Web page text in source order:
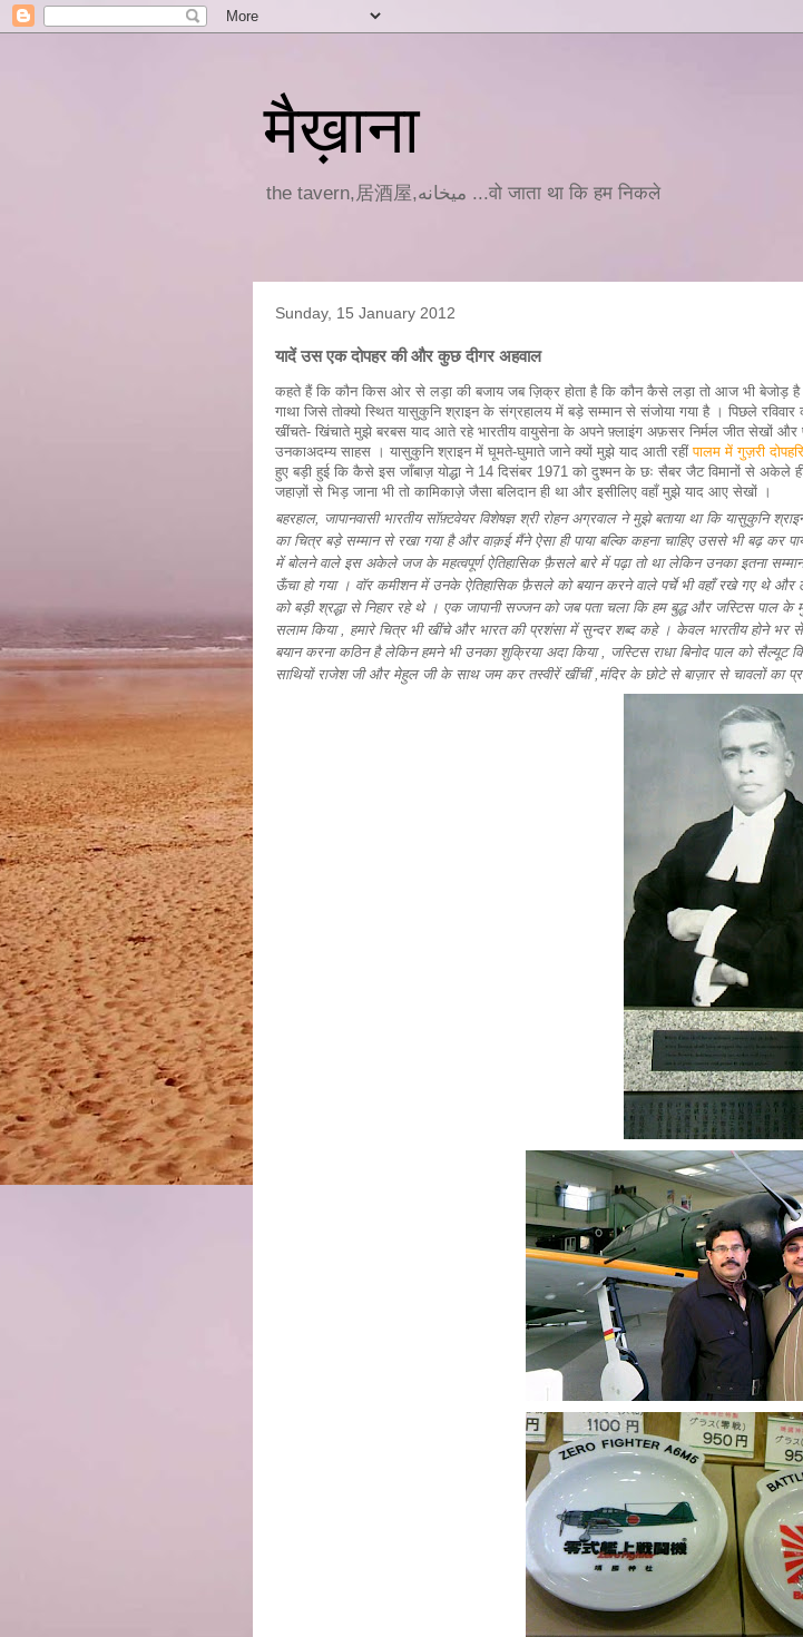
मैख़ाना
the tavern,居酒屋,میخانه ...वो जाता था कि हम निकले
Sunday, 15 January 2012
यादें उस एक दोपहर की और कुछ दीगर अहवाल
कहते हैं कि कौन किस ओर से लड़ा की बजाय जब ज़िक्र होता है कि कौन कैसे लड़ा तो आज भी बेजोड़ है
गाथा जिसे तोक्यो स्थित यासुकुनि श्राइन के संग्रहालय में बड़े सम्मान से संजोया गया है । पिछले रविवार
खींचते- खिंचाते मुझे बरबस याद आते रहे भारतीय वायुसेना के अपने फ़्लाइंग अफ़सर निर्मल जीत सेखों और
उनकाअदम्य साहस । यासुकुनि श्राइन में घूमते-घुमाते जाने क्यों मुझे याद आती रहींपालम में गुज़री
हुए बड़ी हुई कि कैसे इस जाँबाज़ योद्धा ने 14 दिसंबर 1971 को दुश्मन के छः सैबर जैट विमानों से
जहाज़ों से भिड़ जाना भी तो कामिकाज़े जैसा बलिदान ही था और इसीलिए वहाँ मुझे याद आए सेखों ।
बहरहाल, जापानवासी भारतीय सॉफ़्टवेयर विशेषज्ञ श्री रोहन अग्रवाल ने मुझे बताया था कि यासुकुनि
का चित्र बड़े सम्मान से रखा गया है और वाक़ई मैंने ऐसा ही पाया बल्कि कहना चाहिए उससे भी बढ़ कर
में बोलने वाले इस अकेले जज के महत्वपूर्ण ऐतिहासिक फ़ैसले बारे में पढ़ा तो था लेकिन उनका इतना
ऊँचा हो गया । वॉर कमीशन में उनके ऐतिहासिक फ़ैसले को बयान करने वाले पर्चे भी वहाँ रखे गए थे और
को बड़ी श्रद्धा से निहार रहे थे । एक जापानी सज्जन को जब पता चला कि हम बुद्ध और जस्टिस
सलाम किया , हमारे चित्र भी खींचे और भारत की प्रशंसा में सुन्दर शब्द कहे । केवल भारतीय होने भर से
बयान करना कठिन है लेकिन हमने भी उनका शुक्रिया अदा किया , जस्टिस राधा बिनोद पाल को
साथियों राजेश जी और मेहुल जी के साथ जम कर तस्वीरें खींचीं ,मंदिर के छोटे से बाज़ार से चावलों का